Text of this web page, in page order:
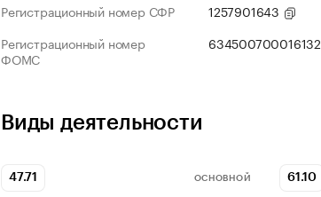
Регистрационный номер СФР
1257901643
Регистрационный номер
ФОМС
634500700016132
Виды деятельности
47.71 ОСНОВНОЙ 61.10